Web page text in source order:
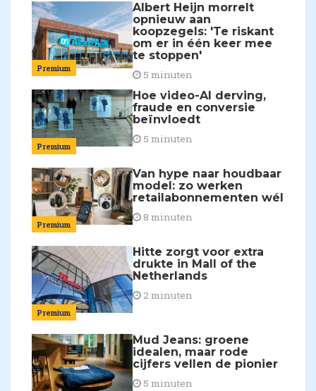
Premium
Albert Heijn morrelt
opnieuw aan
koopzegels: 'Te riskant
om er in één keer mee
te stoppen'
5 minuten
Premium
Hoe video-AI derving,
fraude en conversie
beïnvloedt
5 minuten
Premium
Van hype naar houdbaar
model: zo werken
retailabonnementen wél
8 minuten
Premium
Hitte zorgt voor extra
drukte in Mall of the
Netherlands
2 minuten
Mud Jeans: groene
idealen, maar rode
cijfers vellen de pionier
5 minuten